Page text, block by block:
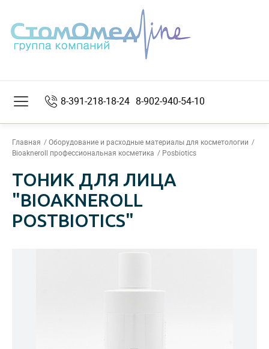
8-391-218-18-24 8-902-940-54-10
Главная
Оборудование и расходные материалы для косметологии
Bioakneroll профессиональная косметика
Posbiotics
ТОНИК ДЛЯ ЛИЦА
"BIOAKNEROLL
POSTBIOTICS"